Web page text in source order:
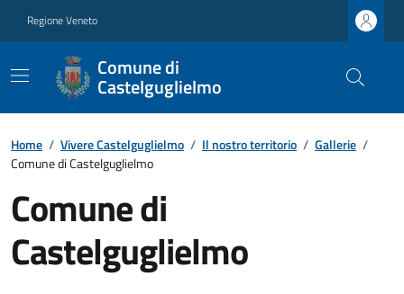
Regione Veneto
Comune di
Castelguglielmo
Home / Vivere Castelguglielmo / Il nostro territorio / Gallerie /
Comune di Castelguglielmo
Comune di
Castelguglielmo